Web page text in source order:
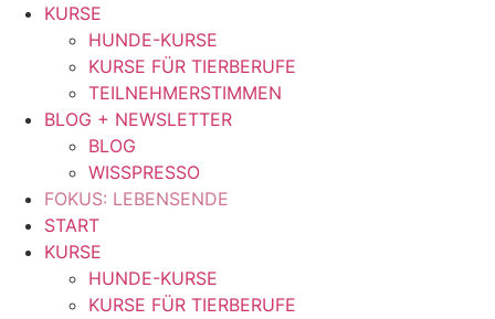
KURSE
HUNDE-KURSE
KURSE FÜR TIERBERUFE
TEILNEHMERSTIMMEN
BLOG + NEWSLETTER
BLOG
WISSPRESSO
FOKUS: LEBENSENDE
START
KURSE
HUNDE-KURSE
KURSE FÜR TIERBERUFE